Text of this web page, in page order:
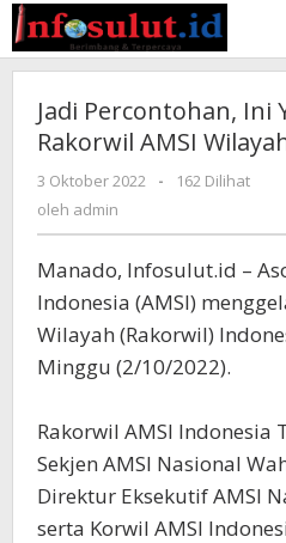
Lewati
ke
konten
Jadi Percontohan, Ini
Rakorwil AMSI
3 Oktober 2022
oleh
-
162 Dilihat
oleh admin
Manado, Infosulut.id –
Indonesia (AMSI)
Wilayah (Rakorwil)
Minggu (2/10/2022).
Rakorwil AMSI
Sekjen AMSI Nasional
Direktur Eksekutif AMSI
serta Korwil AMSI